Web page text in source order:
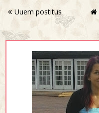
Uuem postitus